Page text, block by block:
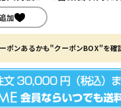
加
ポンあるかも"クーポンBOX"を確